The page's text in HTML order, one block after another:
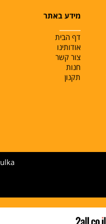
מידע באתר
דף הבית
אודותינו
צור קשר
חנות
תקנון